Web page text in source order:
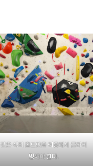
같은 색의 홀드만을 이용해서 클라이
밍해야 한다.